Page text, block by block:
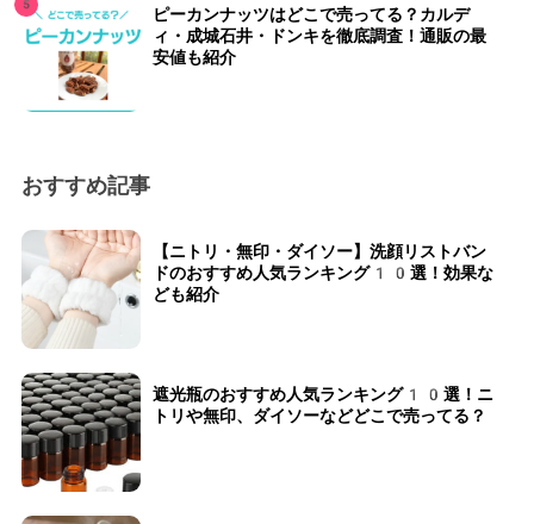
ピーカンナッツはどこで売ってる？カルデ
ィ・成城石井・ドンキを徹底調査！通販の最
安値も紹介
おすすめ記事
【ニトリ・無印・ダイソー】洗顔リストバン
ドのおすすめ人気ランキング10選！効果な
ども紹介
遮光瓶のおすすめ人気ランキング10選！ニ
トリや無印、ダイソーなどどこで売ってる？